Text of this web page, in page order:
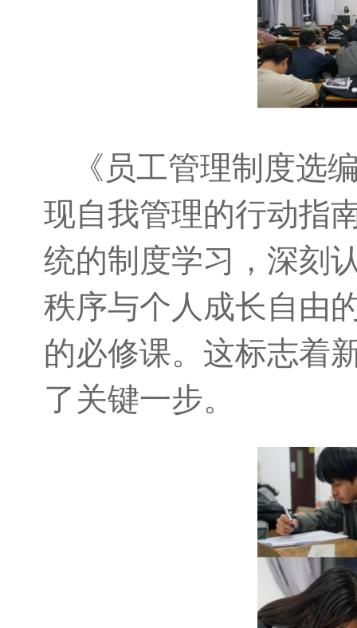
《员工管理制度选
现自我管理的行动指
统的制度学习，深刻
秩序与个人成长自由
的必修课。这标志着
了关键一步。